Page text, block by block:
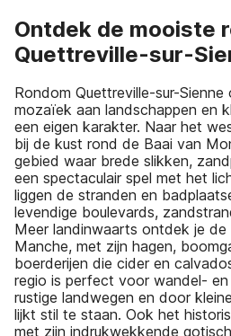
Ontdek de mooiste
Quettreville-sur-
Rondom Quettreville-sur-
mozaïek aan landschappen en
een eigen karakter. Naar het
bij de kust rond de Baai van
gebied waar brede slikken,
een spectaculair spel met het
liggen de stranden en
levendige boulevards,
Meer landinwaarts ontdek je
Manche, met zijn hagen,
boerderijen die cider en
regio is perfect voor wandel-
rustige landwegen en door
lijkt stil te staan. Ook het
met zijn indrukwekkende